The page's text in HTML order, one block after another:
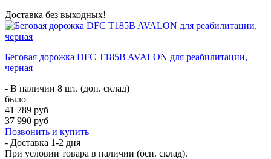
Доставка без выходных!
Беговая дорожка DFC T185B AVALON для реабилитации,
черная
- В наличии 8 шт. (доп. склад)
было
41 789 руб
37 990 руб
Позвонить и купить
- Доставка 1-2 дня
При условии товара в наличии (осн. склад).